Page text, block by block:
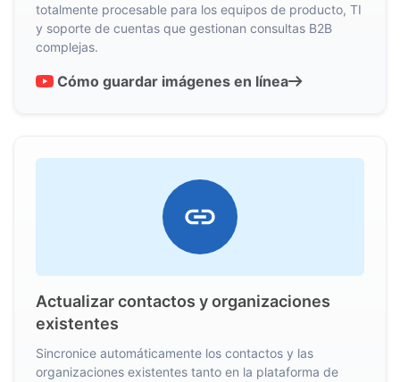
totalmente procesable para los equipos de producto, TI
y soporte de cuentas que gestionan consultas B2B
complejas.
Cómo guardar imágenes en línea
Actualizar contactos y organizaciones
existentes
Sincronice automáticamente los contactos y las
organizaciones existentes tanto en la plataforma de